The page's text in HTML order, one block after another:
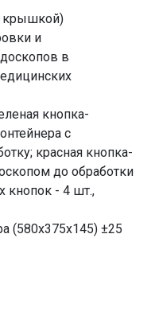
крышкой)
и
в
кнопка-
с
красная кнопка-
до обработки
кнопок - 4 шт.,
(580х375х145) ±25